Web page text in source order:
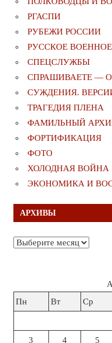
РГАСПИ
РУБЕЖИ РОССИИ
РУССКОЕ
СПЕЦСЛУЖБЫ
СПРАШИВАЕТЕ —
СУЖДЕНИЯ.
ТРАГЕДИЯ ПЛЕНА
ФАМИЛЬНЫЙ
ФОРТИФИКАЦИЯ
ФОТО
ХОЛОДНАЯ ВОЙНА
ЭКОНОМИКА И
АРХИВЫ
Архивы
Пн
Вт Ср
3 4 5